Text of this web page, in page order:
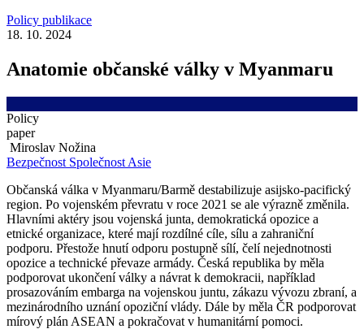
Policy publikace
18. 10. 2024
Anatomie občanské války v Myanmaru
Policy
paper
Miroslav Nožina
Bezpečnost Společnost Asie
Občanská válka v Myanmaru/Barmě destabilizuje asijsko-pacifický
region. Po vojenském převratu v roce 2021 se ale výrazně změnila.
Hlavními aktéry jsou vojenská junta, demokratická opozice a
etnické organizace, které mají rozdílné cíle, sílu a zahraniční
podporu. Přestože hnutí odporu postupně sílí, čelí nejednotnosti
opozice a technické převaze armády. Česká republika by měla
podporovat ukončení války a návrat k demokracii, například
prosazováním embarga na vojenskou juntu, zákazu vývozu zbraní, a
mezinárodního uznání opoziční vlády. Dále by měla ČR podporovat
mírový plán ASEAN a pokračovat v humanitární pomoci.